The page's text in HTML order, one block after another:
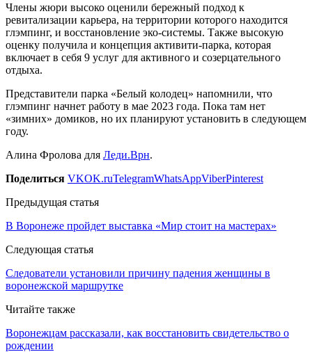
Члены жюри высоко оценили бережный подход к
ревитализации карьера, на территории которого находится
глэмпинг, и восстановление эко-системы. Также высокую
оценку получила и концепция активити-парка, которая
включает в себя 9 услуг для активного и созерцательного
отдыха.
Представители парка «Белый колодец» напомнили, что
глэмпинг начнет работу в мае 2023 года. Пока там нет
«зимних» домиков, но их планируют установить в следующем
году.
Алина Фролова для Леди.Врн.
Поделиться VKOK.ruTelegramWhatsAppViberPinterest
Предыдущая статья
В Воронеже пройдет выставка «Мир стоит на мастерах»
Следующая статья
Следователи установили причину падения женщины в
воронежской маршрутке
Читайте также
Воронежцам рассказали, как восстановить свидетельство о
рождении